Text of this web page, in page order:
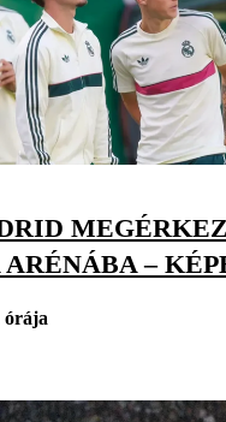
ARÉNÁBA –
órája